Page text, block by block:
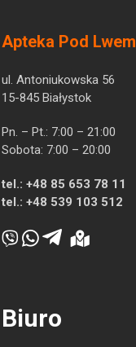
Apteka Pod Lwem
ul. Antoniukowska 56
15-845 Białystok
Pn. – Pt.: 7:00 – 21:00
Sobota: 7:00 – 20:00
tel.: +48 85 653 78 11
tel.: +48 539 103 512
Biuro